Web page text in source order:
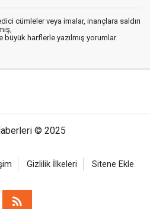
cümleler veya imalar, inançlara saldırı
büyük harflerle yazılmış yorumlar
© 2025
Gizlilik İlkeleri Sitene Ekle